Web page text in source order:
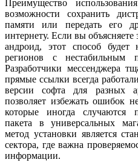
Преимущество
возможности сохранить
памяти или передать его
интернету. Если вы
андроид, этот способ будет
регионов с нестабильным
Разработчики мессенджера
прямые ссылки всегда
версии софта для разных
позволяет избежать ошибок
которые иногда случаются
пакета в универсальных
метод установки является
сектора, где важна
информации.